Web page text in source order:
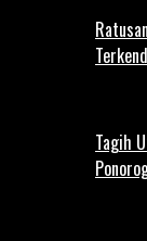
Tagih